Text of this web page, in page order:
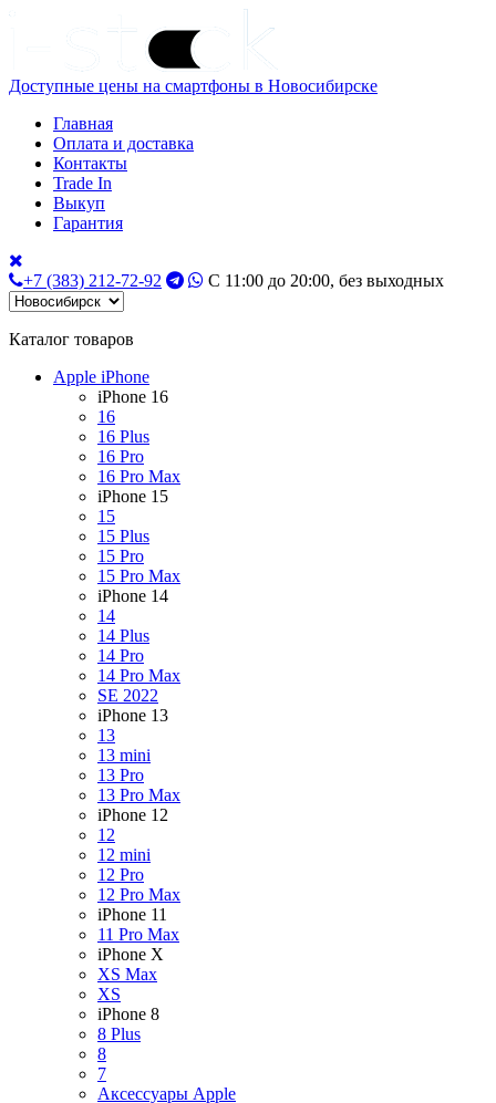
Доступные цены на смартфоны в Новосибирске
Главная
Оплата и доставка
Контакты
Trade In
Выкуп
Гарантия
+7 (383) 212-72-92 С 11:00 до 20:00, без выходных
Каталог товаров
Apple iPhone
iPhone 16
16
16 Plus
16 Pro
16 Pro Max
iPhone 15
15
15 Plus
15 Pro
15 Pro Max
iPhone 14
14
14 Plus
14 Pro
14 Pro Max
SE 2022
iPhone 13
13
13 mini
13 Pro
13 Pro Max
iPhone 12
12
12 mini
12 Pro
12 Pro Max
iPhone 11
11 Pro Max
iPhone X
XS Max
XS
iPhone 8
8 Plus
8
7
Аксессуары Apple